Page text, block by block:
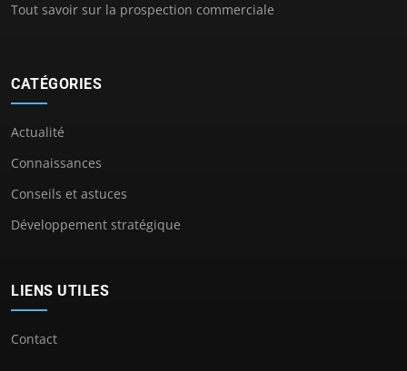
Tout savoir sur la prospection commerciale
CATÉGORIES
Actualité
Connaissances
Conseils et astuces
Développement stratégique
LIENS UTILES
Contact